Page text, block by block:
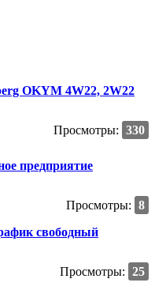
OKYM 4W22, 2W22
Просмотры: 330
предприятие
Просмотры: 8
свободный
Просмотры: 25